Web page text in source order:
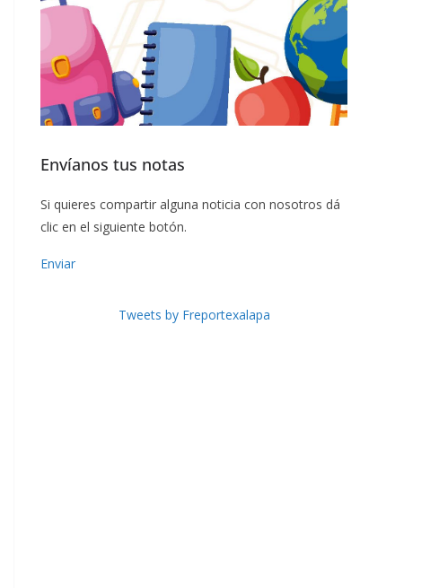
Envíanos tus notas
Si quieres compartir alguna noticia con nosotros dá
clic en el siguiente botón.
Enviar
Tweets by Freportexalapa